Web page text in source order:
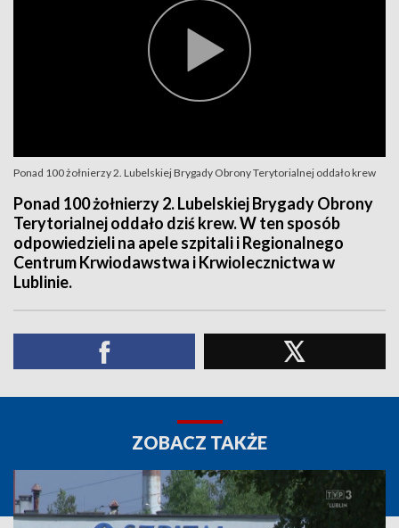
Ponad 100 żołnierzy 2. Lubelskiej Brygady Obrony Terytorialnej oddało krew
Ponad 100 żołnierzy 2. Lubelskiej Brygady Obrony
Terytorialnej oddało dziś krew. W ten sposób
odpowiedzieli na apele szpitali i Regionalnego
Centrum Krwiodawstwa i Krwiolecznictwa w
Lublinie.
ZOBACZ TAKŻE